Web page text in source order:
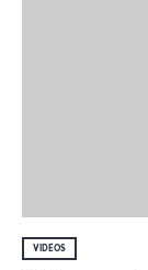
VIDÉOS